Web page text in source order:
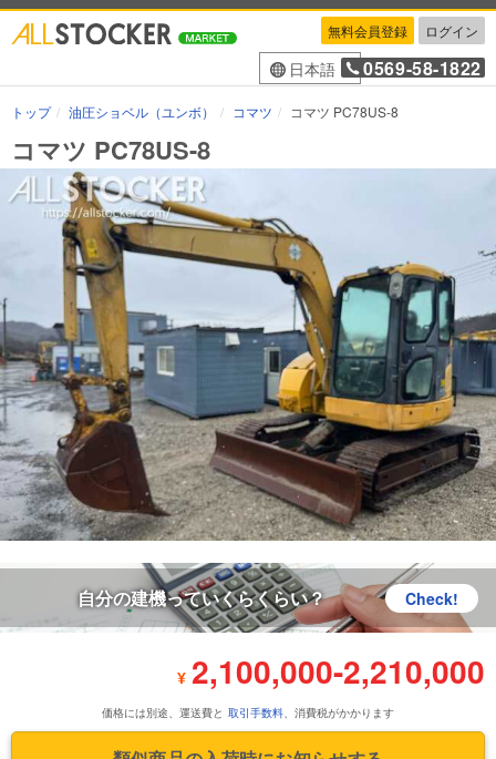
無料会員登録 ログイン
日本語 0569-58-1822
トップ 油圧ショベル（ユンボ） コマツ コマツ PC78US-8
コマツ PC78US-8
自分の建機っていくらくらい？ Check!
¥ 2,100,000-2,210,000
価格には別途、運送費と 取引手数料、消費税がかかります